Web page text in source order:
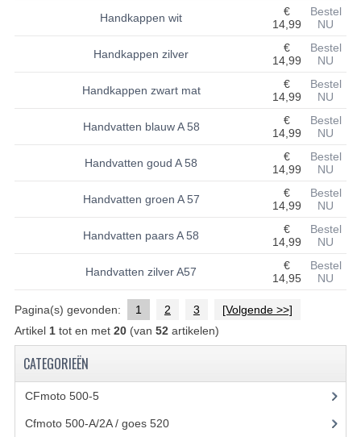
WIEL OPHANGING
WIELEN EN BANDEN
ACCESSOIRES
GEREEDSCHAP
BASHAN 250-11B
Handkappen wit
€
14,99
Bestel
NU
Handkappen zilver
€
14,99
Bestel
NU
Handkappen zwart mat
€
14,99
Bestel
NU
Handvatten blauw A 58
€
14,99
Bestel
NU
Handvatten goud A 58
€
14,99
Bestel
NU
Handvatten groen A 57
€
14,99
Bestel
NU
Handvatten paars A 58
€
14,99
Bestel
NU
Handvatten zilver A57
€
14,95
Bestel
NU
Pagina(s) gevonden: 1 2 3
[Volgende >>]
Artikel 1tot en met 20(van 52artikelen)
CATEGORIEËN
CFmoto 500-5(5)
Cfmoto 500-A/2A / goes 520(347)